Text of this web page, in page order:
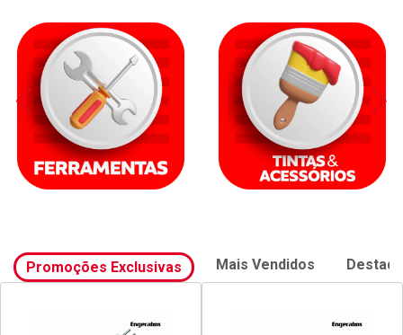
Promoções Exclusivas Mais Vendidos